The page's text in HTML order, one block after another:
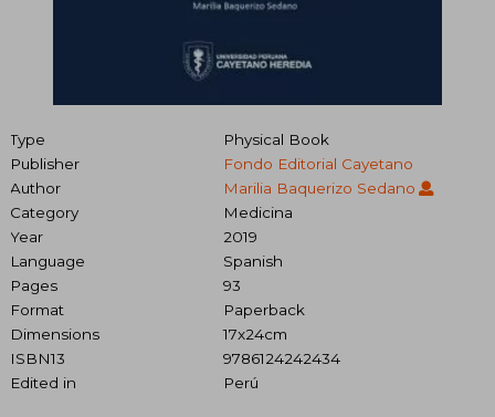
Type
Physical Book
Publisher
Fondo Editorial Cayetano
Author
Marilia Baquerizo Sedano
Category
Medicina
Year
2019
Language
Spanish
Pages
93
Format
Paperback
Dimensions
17x24cm
ISBN13
9786124242434
Edited in
Perú